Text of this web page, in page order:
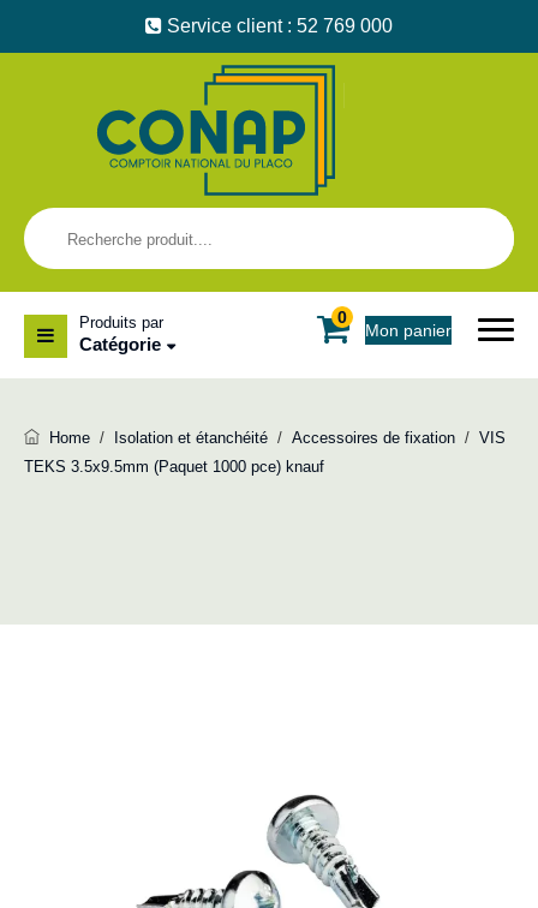
Service client : 52 769 000
0
Mon panier
Produits par
Catégorie
Home / Isolation et étanchéité / Accessoires de fixation / VIS
TEKS 3.5x9.5mm (Paquet 1000 pce) knauf